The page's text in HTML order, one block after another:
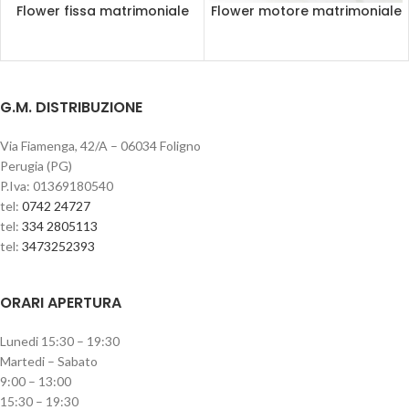
Flower fissa matrimoniale Flower motore matrimoniale
G.M. DISTRIBUZIONE
Via Fiamenga, 42/A – 06034 Foligno
Perugia (PG)
P.Iva: 01369180540
tel: 0742 24727
tel: 334 2805113
tel: 3473252393
ORARI APERTURA
Lunedi 15:30 – 19:30
Martedi – Sabato
9:00 – 13:00
15:30 – 19:30